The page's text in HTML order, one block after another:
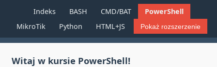
Indeks BASH CMD/BAT
PowerShell
MikroTik
Python HTML+JS Pokaż rozszerzenie
1 PowerShell dla początkujących
Witaj w kursie PowerShell!